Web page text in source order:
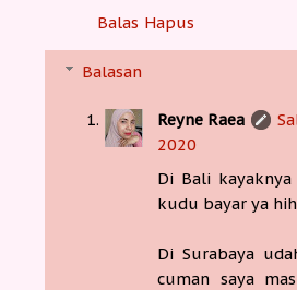
Balas Hapus
Balasan
Reyne Raea
2020
Di Bali
kudu bayar ya
Di Surabaya
cuman saya